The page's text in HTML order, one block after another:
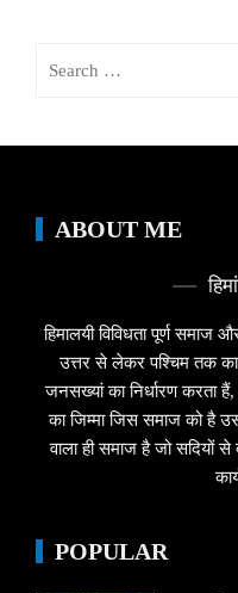
ABOUT ME
हिमालयी विविधता पूर्ण समाज
उत्तर से लेकर पश्चिम तक
जनसख्यां का निर्धारण करता
का जिम्मा जिस समाज को है
वाला ही समाज है जो सदियों
POPULAR